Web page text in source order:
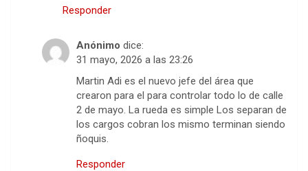
Responder
Anónimo dice:
31 mayo, 2026 a las 23:26
Martin Adi es el nuevo jefe del área que
crearon para el para controlar todo lo de calle
2 de mayo. La rueda es simple Los separan de
los cargos cobran los mismo terminan siendo
ñoquis.
Responder